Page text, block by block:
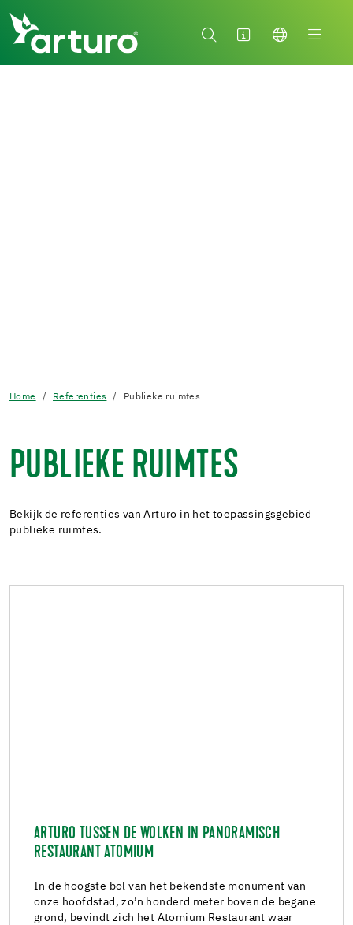
Home Referenties Publieke ruimtes
PUBLIEKE RUIMTES
Bekijk de referenties van Arturo in het toepassingsgebied
publieke ruimtes.
ARTURO TUSSEN DE WOLKEN IN PANORAMISCH
RESTAURANT ATOMIUM
In de hoogste bol van het bekendste monument van
onze hoofdstad, zo’n honderd meter boven de begane
grond, bevindt zich het Atomium Restaurant waar